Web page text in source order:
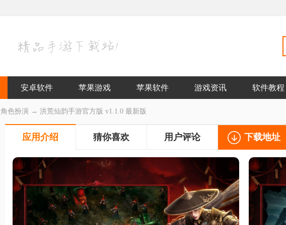
安卓软件 苹果游戏 苹果软件 游戏资讯 软件教程
角色扮演 → 洪荒仙韵手游官方版 v1.1.0 最新版
应用介绍 猜你喜欢 用户评论 下载地址